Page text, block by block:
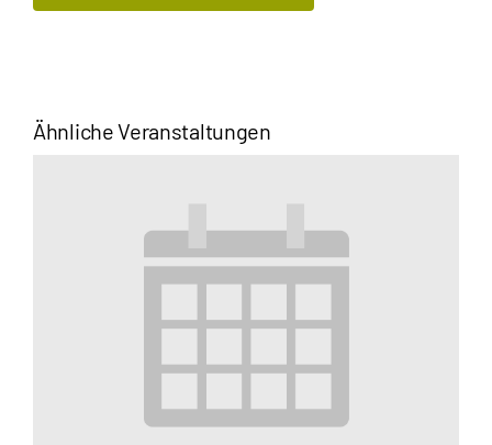
Ähnliche Veranstaltungen